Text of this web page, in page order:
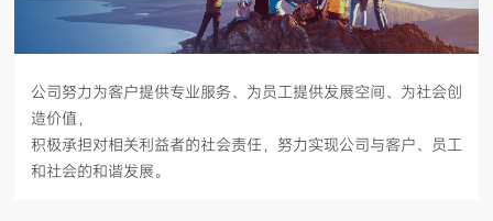
公司努力为客户提供专业服务、为员工提供发展空间、为社会创
造价值，
积极承担对相关利益者的社会责任，努力实现公司与客户、员工
和社会的和谐发展。